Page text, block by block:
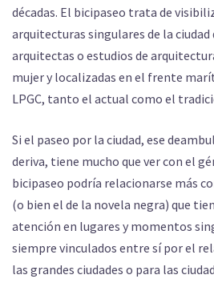
décadas. El bicipaseo trata de
arquitecturas singulares de la ciudad
arquitectas o estudios de
mujer y localizadas en el frente
LPGC, tanto el actual como el
Si el paseo por la ciudad, ese
deriva, tiene mucho que ver con el
bicipaseo podría relacionarse más
(o bien el de la novela negra) que
atención en lugares y momentos
siempre vinculados entre sí por el
las grandes ciudades o para las